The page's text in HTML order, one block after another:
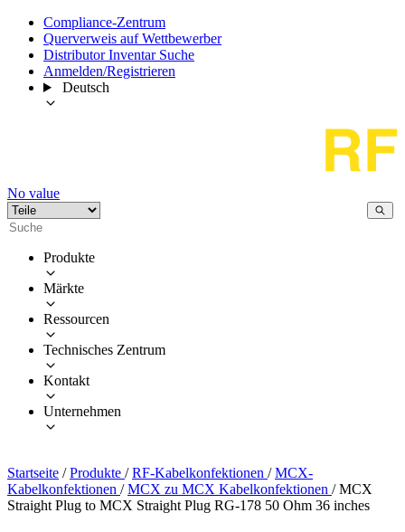
Compliance-Zentrum
Querverweis auf Wettbewerber
Distributor Inventar Suche
Anmelden/Registrieren
Deutsch
No value
Produkte
Märkte
Ressourcen
Technisches Zentrum
Kontakt
Unternehmen
Startseite / Produkte / RF-Kabelkonfektionen / MCX-
Kabelkonfektionen / MCX zu MCX Kabelkonfektionen / MCX
Straight Plug to MCX Straight Plug RG-178 50 Ohm 36 inches